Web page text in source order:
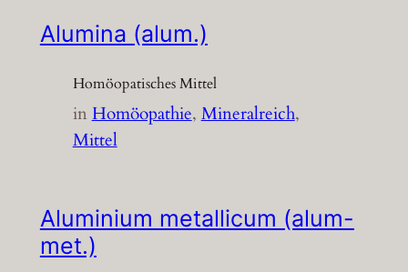
Alumina (alum.)
Homöopatisches Mittel
inHomöopathie, Mineralreich
Mittel
Aluminium metallicum (alum-
met.)